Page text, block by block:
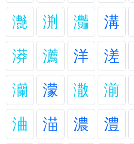
灔
渆 灎 溝
漭
瀳 洋 溠
灡
濛 潵 湔
浀
渵 濃 澧